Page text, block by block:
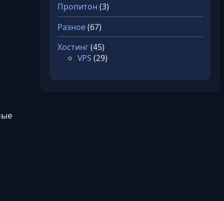
Пропитон (3)
Разное (67)
Хостинг(45)
VPS (29)